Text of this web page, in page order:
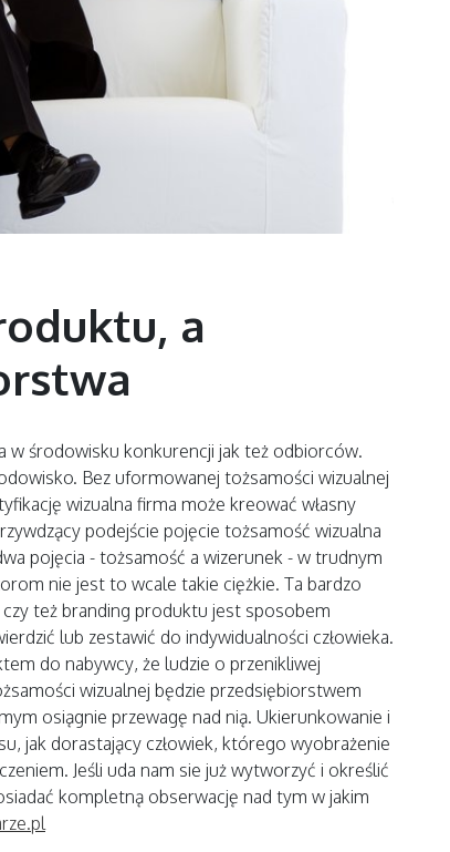
a
w środowisku konkurencji jak też odbiorców.
Bez uformowanej tożsamości wizualnej
wizualna firma może kreować własny
podejście pojęcie tożsamość wizualna
pojęcia - tożsamość a wizerunek - w trudnym
nie jest to wcale takie ciężkie. Ta bardzo
też branding produktu jest sposobem
lub zestawić do indywidualności człowieka.
do nabywcy, że ludzie o przenikliwej
wizualnej będzie przedsiębiorstwem
osiągnie przewagę nad nią. Ukierunkowanie i
jak dorastający człowiek, którego wyobrażenie
Jeśli uda nam sie już wytworzyć i określić
kompletną obserwację nad tym w jakim